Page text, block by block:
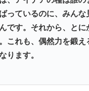
っているのに、みんな
です。それから、とに
これも、偶然力を鍛え
ります。